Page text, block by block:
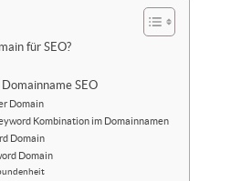
für SEO?
SEO
Domain
Kombination im Domainnamen
Domain
Domain